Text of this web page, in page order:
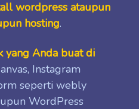
wordpress ataupun
hosting.
yang Anda buat di
Instagram
seperti webly
WordPress